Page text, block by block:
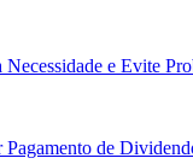
e Evite
de